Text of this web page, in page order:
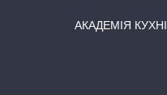
АКАДЕМІЯ КУХНІ